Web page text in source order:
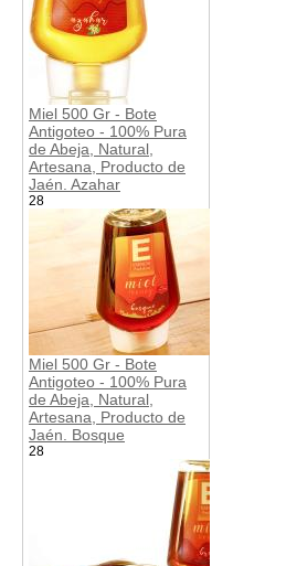
Miel 500 Gr - Bote
Antigoteo - 100% Pura
de Abeja, Natural,
Artesana, Producto de
Jaén. Azahar
28
Miel 500 Gr - Bote
Antigoteo - 100% Pura
de Abeja, Natural,
Artesana, Producto de
Jaén. Bosque
28